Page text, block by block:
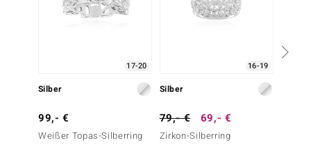
17-20
Silber
99,- €
Weißer Topas-Silberring
16-19
Silber
79,- € 69,- €
Zirkon-Silberring